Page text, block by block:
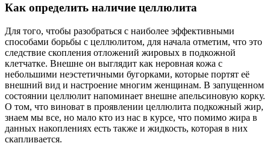
Как определить наличие целлюлита
Для того, чтобы разобраться с наиболее эффективными
способами борьбы с целлюлитом, для начала отметим, что это
следствие скопления отложений жировых в подкожной
клетчатке. Внешне он выглядит как неровная кожа с
небольшими неэстетичными бугорками, которые портят её
внешний вид и настроение многим женщинам. В запущенном
состоянии целлюлит напоминает внешне апельсиновую корку.
О том, что виноват в проявлении целлюлита подкожный жир,
знаем мы все, но мало кто из нас в курсе, что помимо жира в
данных накоплениях есть также и жидкость, которая в них
скапливается.